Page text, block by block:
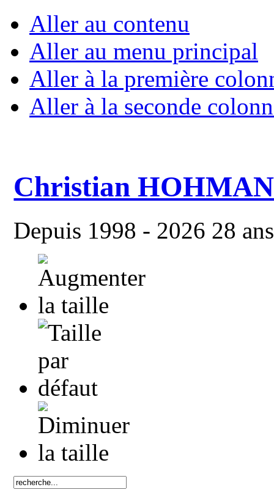
Aller au contenu
Aller au menu principal
Aller à la première
Aller à la seconde
Christian
Depuis 1998 - 2026 28